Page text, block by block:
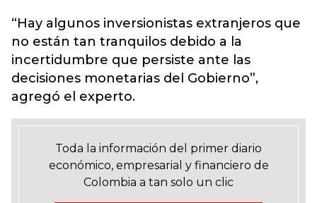
“Hay algunos inversionistas extranjeros que
no están tan tranquilos debido a la
incertidumbre que persiste ante las
decisiones monetarias del Gobierno”,
agregó el experto.
Toda la información del primer diario
económico, empresarial y financiero de
Colombia a tan solo un clic